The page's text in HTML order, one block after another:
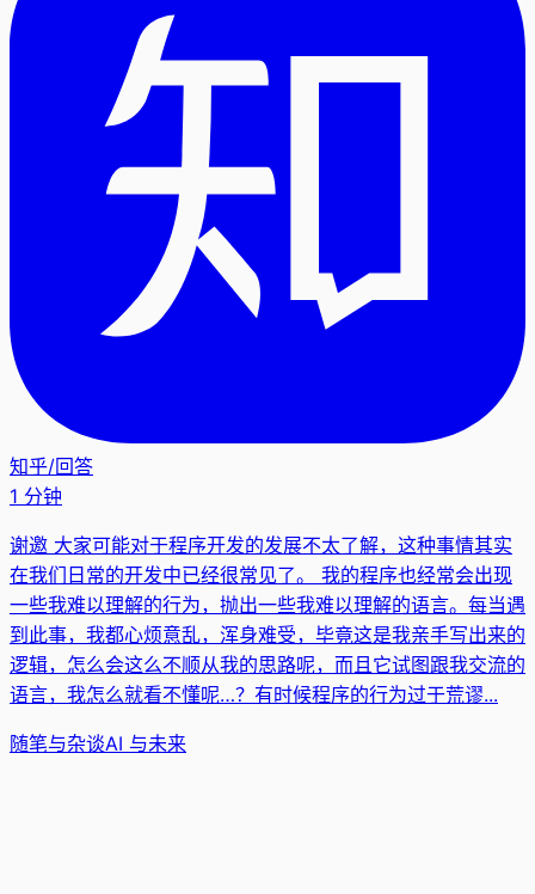
知乎/回答
1 分钟
谢邀 大家可能对于程序开发的发展不太了解，这种事情其实
在我们日常的开发中已经很常见了。 我的程序也经常会出现
一些我难以理解的行为，抛出一些我难以理解的语言。每当遇
到此事，我都心烦意乱，浑身难受，毕竟这是我亲手写出来的
逻辑，怎么会这么不顺从我的思路呢，而且它试图跟我交流的
语言，我怎么就看不懂呢…？有时候程序的行为过于荒谬...
随笔与杂谈AI 与未来